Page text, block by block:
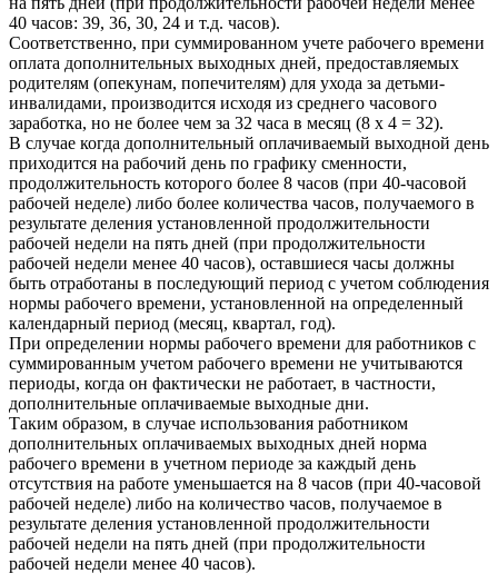
40 часов: 39, 36, 30, 24 и т.д. часов).
Соответственно, при суммированном учете рабочего времени
оплата дополнительных выходных дней, предоставляемых
родителям (опекунам, попечителям) для ухода за детьми-
инвалидами, производится исходя из среднего часового
заработка, но не более чем за 32 часа в месяц (8 x 4 = 32).
В случае когда дополнительный оплачиваемый выходной день
приходится на рабочий день по графику сменности,
продолжительность которого более 8 часов (при 40-часовой
рабочей неделе) либо более количества часов, получаемого в
результате деления установленной продолжительности
рабочей недели на пять дней (при продолжительности
рабочей недели менее 40 часов), оставшиеся часы должны
быть отработаны в последующий период с учетом соблюдения
нормы рабочего времени, установленной на определенный
календарный период (месяц, квартал, год).
При определении нормы рабочего времени для работников с
суммированным учетом рабочего времени не учитываются
периоды, когда он фактически не работает, в частности,
дополнительные оплачиваемые выходные дни.
Таким образом, в случае использования работником
дополнительных оплачиваемых выходных дней норма
рабочего времени в учетном периоде за каждый день
отсутствия на работе уменьшается на 8 часов (при 40-часовой
рабочей неделе) либо на количество часов, получаемое в
результате деления установленной продолжительности
рабочей недели на пять дней (при продолжительности
рабочей недели менее 40 часов).